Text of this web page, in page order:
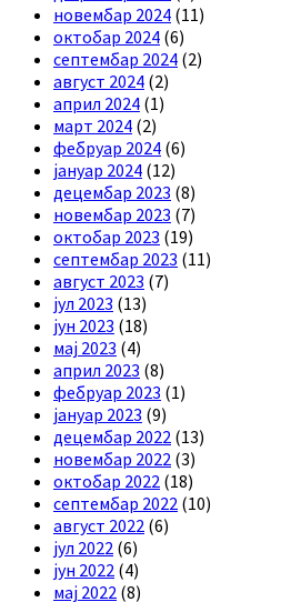
новембар 2024 (11)
октобар 2024 (6)
септембар 2024 (2)
август 2024 (2)
април 2024 (1)
март 2024 (2)
фебруар 2024 (6)
јануар 2024 (12)
децембар 2023 (8)
новембар 2023 (7)
октобар 2023 (19)
септембар 2023 (11)
август 2023 (7)
јул 2023 (13)
јун 2023 (18)
мај 2023 (4)
април 2023 (8)
фебруар 2023 (1)
јануар 2023 (9)
децембар 2022 (13)
новембар 2022 (3)
октобар 2022 (18)
септембар 2022 (10)
август 2022 (6)
јул 2022 (6)
јун 2022 (4)
мај 2022 (8)